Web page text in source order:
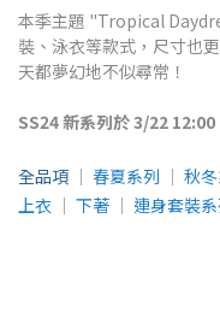
本季主題 "Tropical
裝、泳衣等款式，尺寸也
天都夢幻地不似尋常！
SS24 新系列於 3/22 12:00
全品項 │ 春夏系列 │ 秋
上衣 │ 下著 │ 連身套裝